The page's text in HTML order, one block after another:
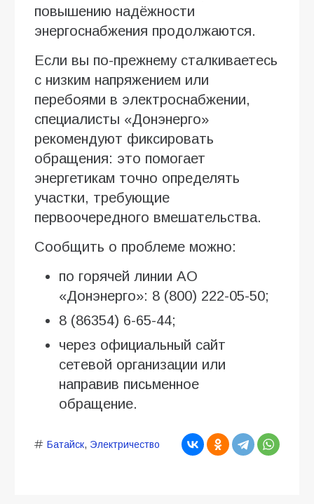
повышению надёжности
энергоснабжения продолжаются.
Если вы по-прежнему сталкиваетесь
с низким напряжением или
перебоями в электроснабжении,
специалисты «Донэнерго»
рекомендуют фиксировать
обращения: это помогает
энергетикам точно определять
участки, требующие
первоочередного вмешательства.
Сообщить о проблеме можно:
по горячей линии АО
«Донэнерго»: 8 (800) 222-05-50;
8 (86354) 6-65-44;
через официальный сайт
сетевой организации или
направив письменное
обращение.
Батайск, Электричество